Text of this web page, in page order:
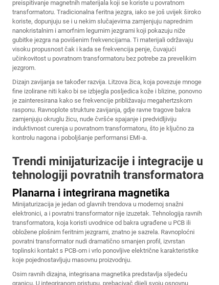
preispitivanje magnetnih materijala koji se koriste u povratnom
transformatoru. Tradicionalna feritna jezgra, iako se još uvijek široko
koriste, dopunjuju se i u nekim slučajevima zamjenjuju naprednim
nanokristalnim i amorfnim legurnim jezgrami koji pokazuju niže
gubitke jezgra na povišenim frekvencijama. Ti materijali održavaju
visoku propusnost čak i kada se frekvencija penje, čuvajući
učinkovitost u povratnom transformatoru bez potrebe za prevelikim
jezgrom.
Dizajn zavijanja se također razvija. Litzova žica, koja povezuje mnoge
fine izolirane niti kako bi se izbjegla posljedica kože i blizine, ponovno
je zainteresirana kako se frekvencije približavaju megahertzskom
rasponu. Ravnoplote strukture zavijanja, gdje ravne tragove bakra
zamjenjuju okruglu žicu, nude čvršće spajanje i predvidljiviju
induktivnost curenja u povratnom transformatoru, što je ključno za
kontrolu nagona i poboljšanje performansi EMI-a.
Trendi minijaturizacije i integracije u
tehnologiji povratnih transformatora
Planarna i integrirana magnetika
Minijaturizacija je jedan od glavnih trendova u modernoj snažni
elektronici, a i povratni transformator nije izuzetak. Tehnologija ravnih
transformatora, koja koristi uvodnice od bakra ugrađene u PCB ili
obložene plošnim feritnim jezgrami, znatno je sazrela. Ravnoploćni
povratni transformator nudi dramatično smanjen profil, izvrstan
toplinski kontakt s PCB-om i vrlo ponovljive električne karakteristike
koje pojednostavljuju masovnu proizvodnju.
Osim ravnih dizajna, integrisana magnetika predstavlja sljedeću
granicu. U integriranom pristupu, prebacivač dijeli svoju osnovnu